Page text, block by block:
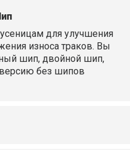
для улучшения
износа траков. Вы
шип, двойной шип,
без шипов